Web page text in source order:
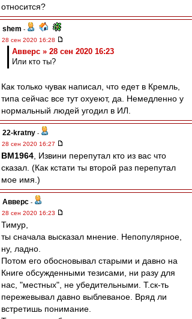
относится?
shem -
28 сен 2020 16:28
Авверс » 28 сен 2020 16:23
Или кто ты?
Как только чувак написал, что едет в Кремль,
типа сейчас все тут охуеют, да. Немедленно у
нормальный людей угодил в ИЛ.
22-kratny -
28 сен 2020 16:27
BM1964 , Извини перепутал кто из вас что
сказал. (Как кстати ты второй раз перепутал
мое имя.)
Авверс -
28 сен 2020 16:23
Тимур,
ты сначала высказал мнение. Непопулярное,
ну, ладно.
Потом его обосновывал старыми и давно на
Книге обсужденными тезисами, ни разу для
нас, "местных", не убедительными. Т.ск-ть
пережевывал давно выблеваное. Вряд ли
встретишь понимание.